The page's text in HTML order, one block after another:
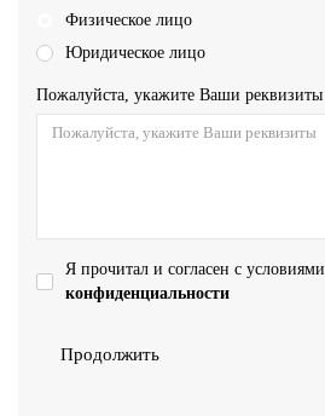
Физическое лицо
Юридическое лицо
Пожалуйста, укажите Ваши реквизиты
Я прочитал и согласен с условиями
конфиденциальности
Продолжить